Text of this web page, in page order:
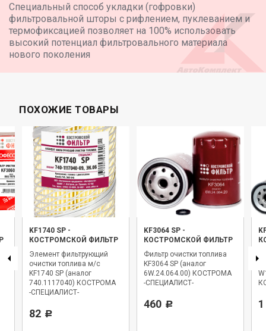
Специальный способ укладки (гофровки)
фильтровальной шторы с рифлением, пуклеванием и
термофиксацией позволяет на 100% использовать
высокий потенциал фильтровального материала
нового поколения
ПОХОЖИЕ ТОВАРЫ
KF1740 SP -
КОСТРОМСКОЙ ФИЛЬТР
Элемент фильтрующий
очистки топлива м/с
KF1740 SP (аналог
740.1117040) КОСТРОМА
-СПЕЦИАЛИСТ-
82 Р
KF3064 SP -
КОСТРОМСКОЙ ФИЛЬТР
Фильтр очистки топлива
KF3064 SP (аналог
6W.24.064.00) КОСТРОМА
-СПЕЦИАЛИСТ-
460 Р